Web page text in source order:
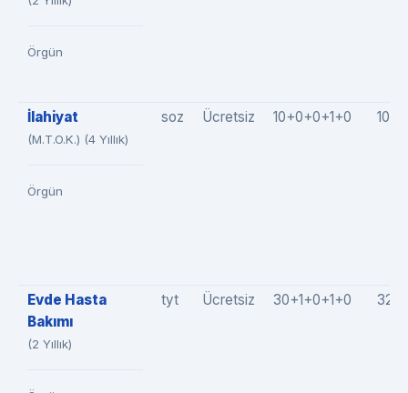
Örgün
İlahiyat
(M.T.O.K.) (4 Yıllık)
Örgün
soz Ücretsiz 10+0+0+1+0
Evde Hasta
Bakımı
(2 Yıllık)
tyt Ücretsiz 30+1+0+1+0